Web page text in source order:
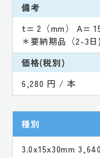
備考
t= 2（mm） A=
＊要納期品（2-3
価格(税別)
6,280 円 / 本
種別
3.0x15x30mm